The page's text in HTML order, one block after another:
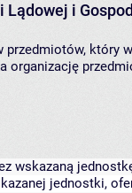
Lądowej i
przedmiotów, który
wskazaną
jednostki,